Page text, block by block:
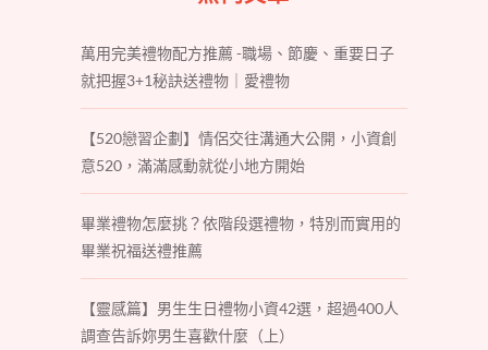
萬用完美禮物配方推薦 -職場、節慶、重要日子
就把握3+1秘訣送禮物｜愛禮物
【520戀習企劃】情侶交往溝通大公開，小資創
意520，滿滿感動就從小地方開始
畢業禮物怎麼挑？依階段選禮物，特別而實用的
畢業祝福送禮推薦
【靈感篇】男生生日禮物小資42選，超過400人
調查告訴妳男生喜歡什麼（上）